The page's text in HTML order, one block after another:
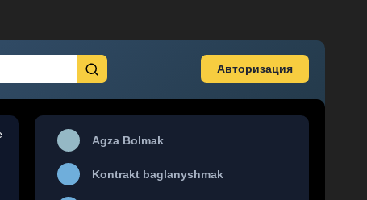
Авторизация
Agza Bolmak
Kontrakt baglanyshmak